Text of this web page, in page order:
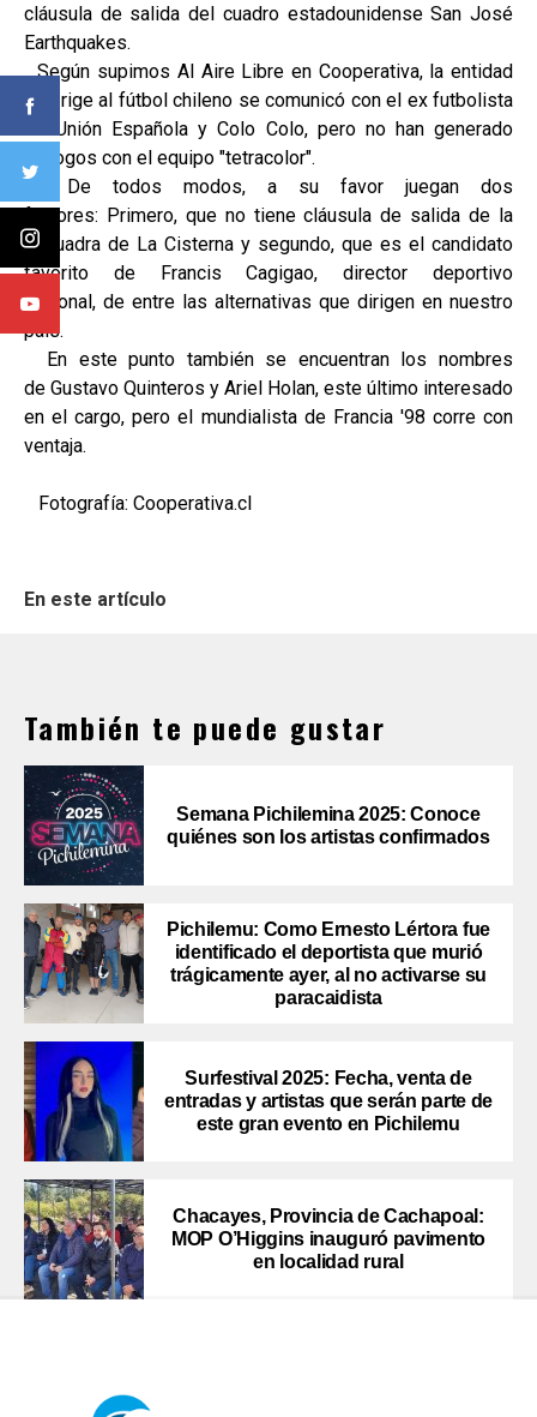
cláusula de salida del cuadro estadounidense San José
Earthquakes.
Según supimos Al Aire Libre en Cooperativa, la entidad
que rige al fútbol chileno se comunicó con el ex futbolista
de Unión Española y Colo Colo, pero no han generado
diálogos con el equipo "tetracolor".
De todos modos, a su favor juegan dos
factores: Primero, que no tiene cláusula de salida de la
escuadra de La Cisterna y segundo, que es el candidato
favorito de Francis Cagigao, director deportivo
nacional, de entre las alternativas que dirigen en nuestro
país.
En este punto también se encuentran los nombres
de Gustavo Quinteros y Ariel Holan, este último interesado
en el cargo, pero el mundialista de Francia '98 corre con
ventaja.
Fotografía: Cooperativa.cl
En este artículo
También te puede gustar
Semana Pichilemina 2025: Conoce
quiénes son los artistas confirmados
Pichilemu: Como Ernesto Lértora fue
identificado el deportista que murió
trágicamente ayer, al no activarse su
paracaidista
Surfestival 2025: Fecha, venta de
entradas y artistas que serán parte de
este gran evento en Pichilemu
Chacayes, Provincia de Cachapoal:
MOP O’Higgins inauguró pavimento
en localidad rural